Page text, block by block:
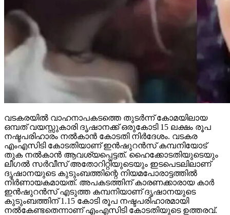
വടകരയില്‍ വാഹനാപകടത്തെ തുടര്‍ന്ന് കോമയിലായ
ഒമ്പത് വയസ്സുകാരി ദൃഷാനക്ക് ഒരുകോടി 15 ലക്ഷം രൂപ
നഷ്ടപരിഹാരം നല്‍കാന്‍ കോടതി നിര്‍ദേശം. വടകര
എംഎസിടി കോടതിയാണ് ഇന്‍ഷുറന്‍സ് കമ്പനിയോട്
തുക നല്‍കാന്‍ ആവശ്യപ്പെട്ടത്. ഹൈക്കോടതിയുടെയും
ലീഗല്‍ സര്‍വീസ് അതോറിറ്റിയുടെയും ഇടപെടലിലാണ്
ദൃഷാനയുടെ കുടുംബത്തിന്റെ നിയമപോരാട്ടത്തില്‍
നിര്‍ണായകമായത്. അപകടത്തിന് കാരണക്കാരായ കാര്‍
ഇന്‍ഷുറന്‍സ് എടുത്ത കമ്പനിയാണ് ദൃഷാനയുടെ
കുടുംബത്തിന് 1.15 കോടി രൂപ നഷ്ടപരിഹാരമായി
നല്‍കേണ്ടതെന്നാണ് എംഎസിടി കോടതിയുടെ ഉത്തരവ്.